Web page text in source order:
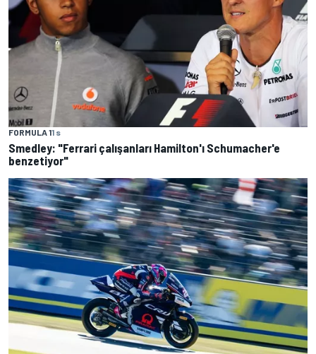
FORMULA 11 s
Smedley: "Ferrari çalışanları Hamilton'ı Schumacher'e
benzetiyor"